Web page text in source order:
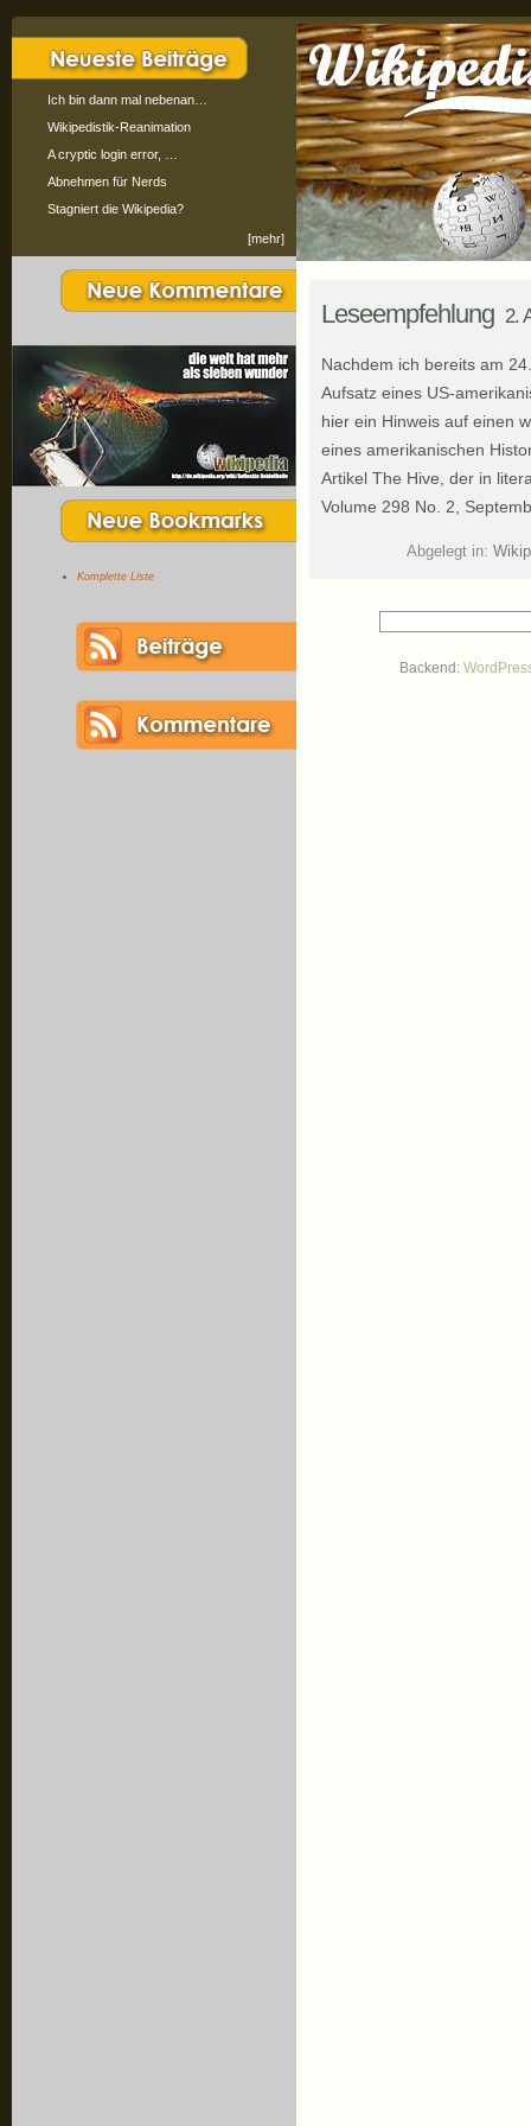
Ich bin dann mal nebenan…
Wikipedistik-Reanimation
A cryptic login error, …
Abnehmen für Nerds
Stagniert die Wikipedia?
[mehr]
Komplette Liste
Leseempfehlung 2.
Nachdem ich bereits am
Aufsatz eines US-
hier ein Hinweis auf einen
eines amerikanischen
Artikel The Hive, der in
Volume 298 No. 2,
Abgelegt in:
Backend: